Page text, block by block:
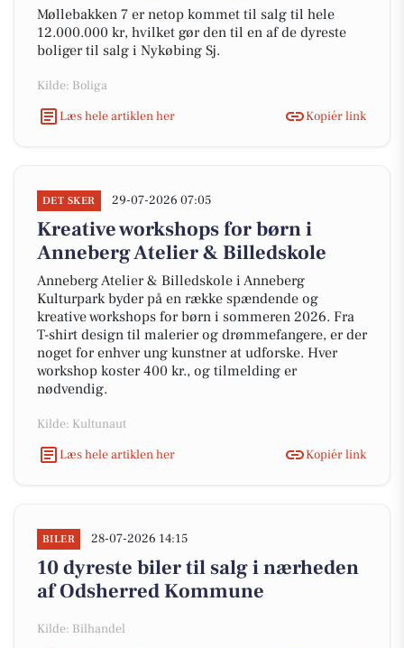
Møllebakken 7 er netop kommet til salg til hele
12.000.000 kr, hvilket gør den til en af de dyreste
boliger til salg i Nykøbing Sj.
Kilde: Boliga
Læs hele artiklen her
Kopiér link
DET SKER 29-07-2026 07:05
Kreative workshops for børn i
Anneberg Atelier & Billedskole
Anneberg Atelier & Billedskole i Anneberg
Kulturpark byder på en række spændende og
kreative workshops for børn i sommeren 2026. Fra
T-shirt design til malerier og drømmefangere, er der
noget for enhver ung kunstner at udforske. Hver
workshop koster 400 kr., og tilmelding er
nødvendig.
Kilde: Kultunaut
Læs hele artiklen her
Kopiér link
BILER 28-07-2026 14:15
10 dyreste biler til salg i nærheden
af Odsherred Kommune
Kilde: Bilhandel